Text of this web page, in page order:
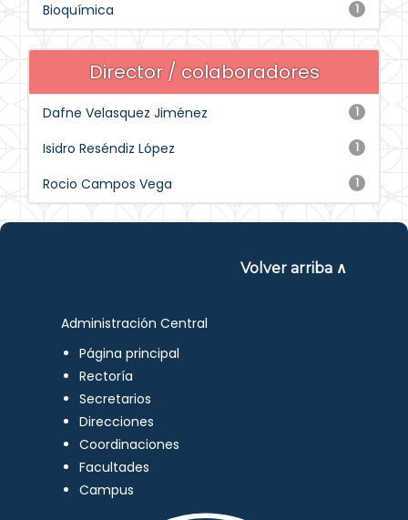
1
Bioquímica
Director / colaboradores
1
Dafne Velasquez Jiménez
1
Isidro Reséndiz López
1
Rocio Campos Vega
Volver arriba ∧
Administración Central
Página principal
Rectoría
Secretarios
Direcciones
Coordinaciones
Facultades
Campus